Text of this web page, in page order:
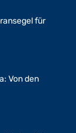
für
Von den